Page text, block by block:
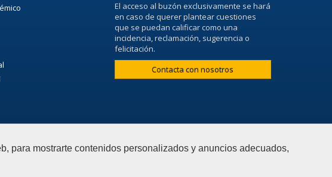
para mostrarte contenidos personalizados y anuncios adecuados,
El acceso al buzón exclusivamente se hará
en caso de querer plantear cuestiones
que se puedan calificar como una
incidencia, reclamación, sugerencia o
felicitación.
Contacta con nosotros